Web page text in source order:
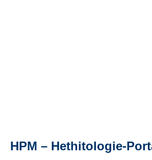
HPM – Hethitologie-